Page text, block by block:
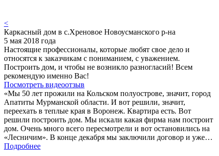
<
Каркасный дом в с.Хреновое Новоусманского р-на
5 мая 2018 года
Настоящие профессионалы, которые любят свое дело и
относятся к заказчикам с пониманием, с уважением.
Построить дом, и чтобы не возникло разногласий! Всем
рекомендую именно Вас!
Посмотреть видеоотзыв
«Мы 50 лет прожили на Кольском полуострове, значит, город
Апатиты Мурманской области. И вот решили, значит,
переехать в теплые края в Воронеж. Квартира есть. Вот
решили построить дом. Мы искали какая фирма нам построит
дом. Очень много всего пересмотрели и вот остановились на
«Лесничим». В конце декабря мы заключили договор и уже…
Подробнее